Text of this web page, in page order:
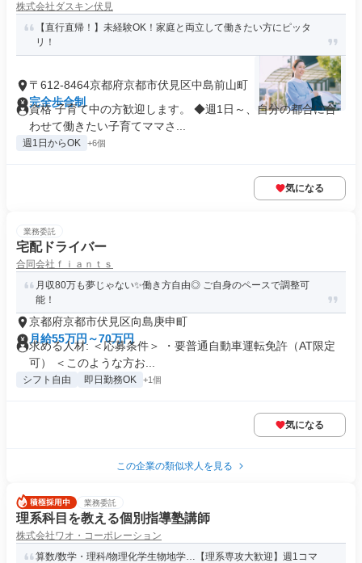
株式会社ダスキン伏見
【直行直帰！】未経験OK！家庭と両立して働きたい方にピッタ
リ！
〒612-8464京都府京都市伏見区中島前山町
完全歩合制
資格 子育て中の方歓迎します。 ◆週1日～、自分の都合に合
わせて働きたい子育てママさ...
週1日からOK +6個
気になる
業務委託
宅配ドライバー
合同会社ｆｉａｎｔｓ
月収80万も夢じゃない✨働き方自由◎ ご自身のペースで調整可
能！
京都府京都市伏見区向島庚申町
月給55万円～70万円
求める人材: ＜応募条件＞ ・要普通自動車運転免許（AT限定
可） ＜このような方お...
シフト自由 即日勤務OK +1個
気になる
この企業の類似求人を見る
業務委託
理系科目を教える個別指導塾講師
株式会社ワオ・コーポレーション
算数/数学・理科/物理化学生物地学…【理系専攻大歓迎】週1コマ